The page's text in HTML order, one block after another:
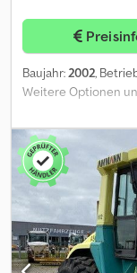
Vibrationsfrequenz:
Cummins Motortyp:
Drehzahl: 2200 U/
Scheibenwischer,
vorne/hinten.
Exportverkäufe und
Privatkunden. Bitte
beste Angebot zu
wir gerne: ein
einen
sicheren Kauf aus
Baujahr:2002,
Weitere Optionen
(EBS) =
Rüttelplatte AVP
2005 circa 515
Beratung
uns im Autohaus.
nicht zu uns ins
komplette
Wunsch liefern wir
Das bedeutet für